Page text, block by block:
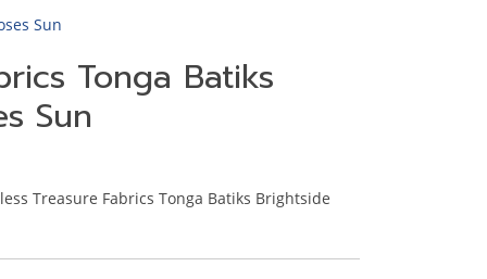
Sun
Tonga Batiks
Sun
Treasure Fabrics Tonga Batiks Brightside